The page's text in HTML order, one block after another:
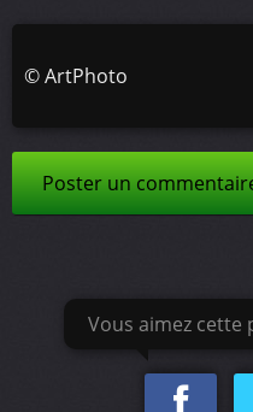
©ArtPhoto
Poster un
Vous aimez cette